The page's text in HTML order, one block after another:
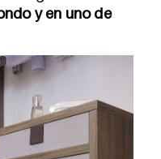
y en uno de